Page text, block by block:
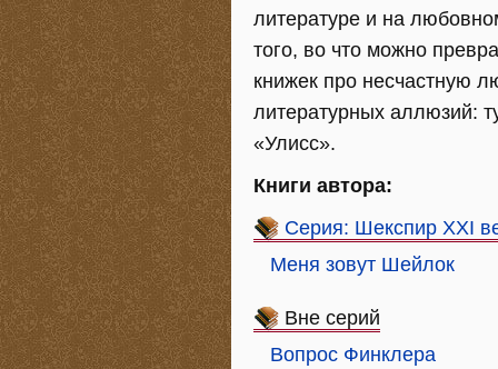
литературе и на
того, во что можно
книжек про несчастную
литературных аллюзий:
«Улисс».
Книги автора:
Серия: Шекспир XXI
Меня зовут Шейлок
Вне серий
Вопрос Финклера